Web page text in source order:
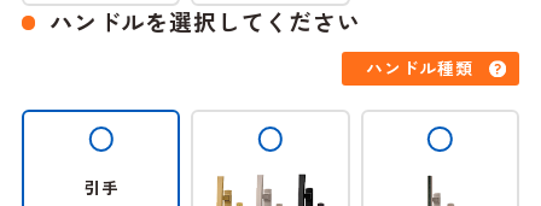
ハンドルを選択してください
ハンドル種類
引手